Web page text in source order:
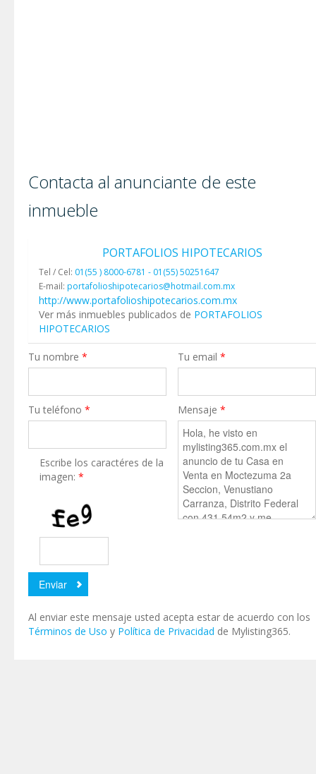
Contacta al anunciante de este
inmueble
PORTAFOLIOS HIPOTECARIOS
Tel / Cel: 01(55 ) 8000-6781 - 01(55) 50251647
E-mail: portafolioshipotecarios@hotmail.com.mx
http://www.portafolioshipotecarios.com.mx
Ver más inmuebles publicados de PORTAFOLIOS
HIPOTECARIOS
Tu nombre * Tu email*
Tu teléfono * Mensaje*
Escribe los caractéres de la
imagen:*
Al enviar este mensaje usted acepta estar de acuerdo con los
Términos de Uso y Política de Privacidad de Mylisting365.